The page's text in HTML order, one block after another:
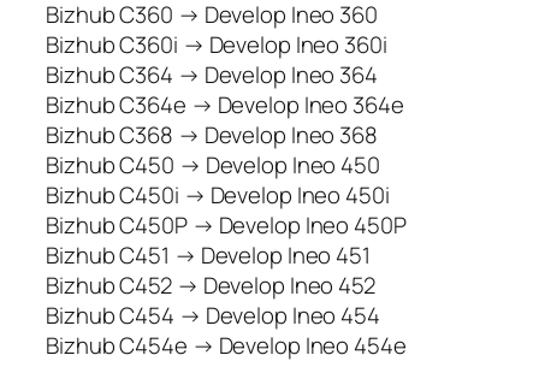
Bizhub C360 → Develop Ineo 360
Bizhub C360i → Develop Ineo 360i
Bizhub C364 → Develop Ineo 364
Bizhub C364e → Develop Ineo 364e
Bizhub C368 → Develop Ineo 368
Bizhub C450 → Develop Ineo 450
Bizhub C450i → Develop Ineo 450i
Bizhub C450P → Develop Ineo 450P
Bizhub C451 → Develop Ineo 451
Bizhub C452 → Develop Ineo 452
Bizhub C454 → Develop Ineo 454
Bizhub C454e → Develop Ineo 454e